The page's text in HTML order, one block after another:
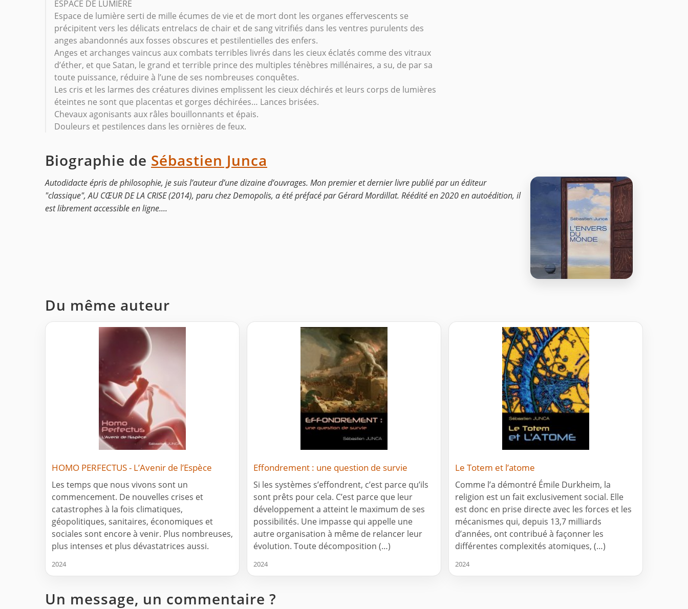
ESPACE DE LUMIÈRE
Espace de lumière serti de mille écumes de vie et de mort dont les organes effervescents se
précipitent vers les délicats entrelacs de chair et de sang vitrifiés dans les ventres purulents des
anges abandonnés aux fosses obscures et pestilentielles des enfers.
Anges et archanges vaincus aux combats terribles livrés dans les cieux éclatés comme des vitraux
d’éther, et que Satan, le grand et terrible prince des multiples ténèbres millénaires, a su, de par sa
toute puissance, réduire à l’une de ses nombreuses conquêtes.
Les cris et les larmes des créatures divines emplissent les cieux déchirés et leurs corps de lumières
éteintes ne sont que placentas et gorges déchirées… Lances brisées.
Chevaux agonisants aux râles bouillonnants et épais.
Douleurs et pestilences dans les ornières de feux.
Biographie de Sébastien Junca
Autodidacte épris de philosophie, je suis l’auteur d’une dizaine d’ouvrages. Mon premier et dernier livre publié par un éditeur
"classique", AU CŒUR DE LA CRISE (2014), paru chez Demopolis, a été préfacé par Gérard Mordillat. Réédité en 2020 en autoédition, il
est librement accessible en ligne....
Du même auteur
HOMO PERFECTUS - L’Avenir de l’Espèce
Les temps que nous vivons sont un
commencement. De nouvelles crises et
catastrophes à la fois climatiques,
géopolitiques, sanitaires, économiques et
sociales sont encore à venir. Plus nombreuses,
plus intenses et plus dévastatrices aussi.
2024
Effondrement : une question de survie
Si les systèmes s’effondrent, c’est parce qu’ils
sont prêts pour cela. C’est parce que leur
développement a atteint le maximum de ses
possibilités. Une impasse qui appelle une
autre organisation à même de relancer leur
évolution. Toute décomposition (…)
2024
Le Totem et l’atome
Comme l’a démontré Émile Durkheim, la
religion est un fait exclusivement social. Elle
est donc en prise directe avec les forces et les
mécanismes qui, depuis 13,7 milliards
d’années, ont contribué à façonner les
différentes complexités atomiques, (…)
2024
Un message, un commentaire ?